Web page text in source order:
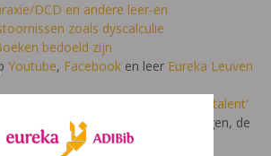
DCD en andere leer-en
zoals dyscalculie
bedoeld zijn
Youtube, Facebook en leer Eureka Leuven
e-boek 'Eureka: leren en leven in je talent'
thema's als redelijke aanpassingen, de
klas en meer